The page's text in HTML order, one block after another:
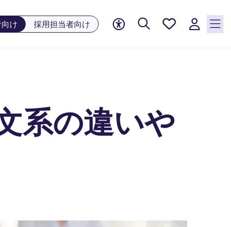
け 採用担当者向け
お気に
されて
います
系の違いや